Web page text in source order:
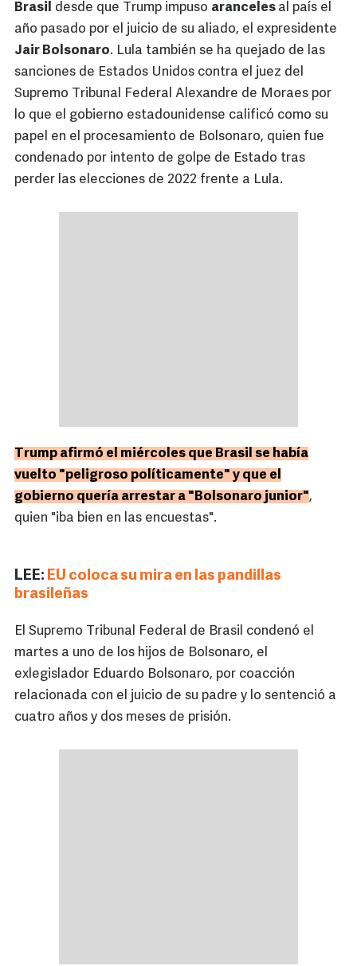
Brasil desde que Trump impuso aranceles al país el
año pasado por el juicio de su aliado, el expresidente
Jair Bolsonaro. Lula también se ha quejado de las
sanciones de Estados Unidos contra el juez del
Supremo Tribunal Federal Alexandre de Moraes por
lo que el gobierno estadounidense calificó como su
papel en el procesamiento de Bolsonaro, quien fue
condenado por intento de golpe de Estado tras
perder las elecciones de 2022 frente a Lula.
Trump afirmó el miércoles que Brasil se había
vuelto "peligroso políticamente" y que el
gobierno quería arrestar a "Bolsonaro junior",
quien "iba bien en las encuestas".
LEE: EU coloca su mira en las pandillas
brasileñas
El Supremo Tribunal Federal de Brasil condenó el
martes a uno de los hijos de Bolsonaro, el
exlegislador Eduardo Bolsonaro, por coacción
relacionada con el juicio de su padre y lo sentenció a
cuatro años y dos meses de prisión.